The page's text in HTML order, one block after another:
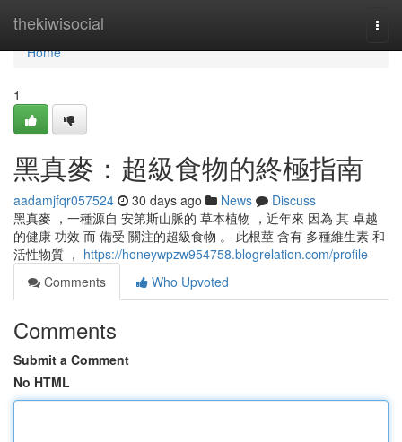
thekiwisocial
Home
Home
1
黑真麥：超級食物的終極指南
aadamjfqr057524 30 days ago News
Discuss
黑真麥 ，一種源自 安第斯山脈的 草本植物 ，近年來 因為 其 卓越
的健康 功效 而 備受 關注的超級食物 。 此根莖 含有 多種維生素 和
活性物質 ， https://honeywpzw954758.blogrelation.com/profile
Comments
Who Upvoted
Comments
Submit a Comment
No HTML